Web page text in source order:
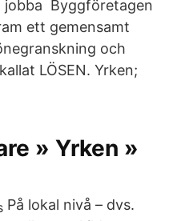
jobba Byggföretagen
ett gemensamt
och
LÖSEN. Yrken;
» Yrken »
På lokal nivå – dvs.